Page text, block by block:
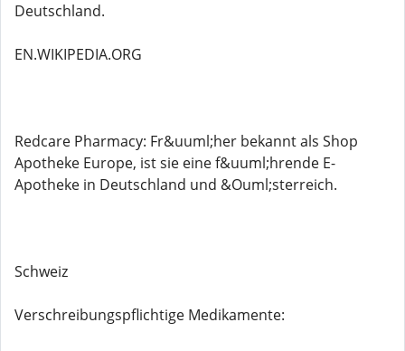
Deutschland.
EN.WIKIPEDIA.ORG
Redcare Pharmacy: Fr&uuml;her bekannt als Shop
Apotheke Europe, ist sie eine f&uuml;hrende E-
Apotheke in Deutschland und &Ouml;sterreich.
Schweiz
Verschreibungspflichtige Medikamente: